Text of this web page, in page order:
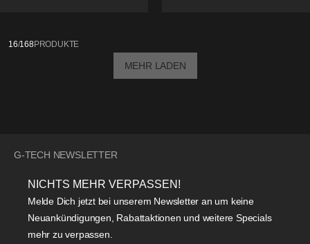
16/168PRODUKTE
MEHR LADEN
G-TECH NEWSLETTER
NICHTS MEHR VERPASSEN!
Melde Dich jetzt bei unserem Newsletter an um keine
Neuankündigungen, Rabattaktionen und weitere Specials
mehr zu verpassen.